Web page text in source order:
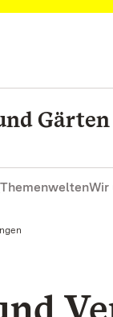
ThemenweltenWir